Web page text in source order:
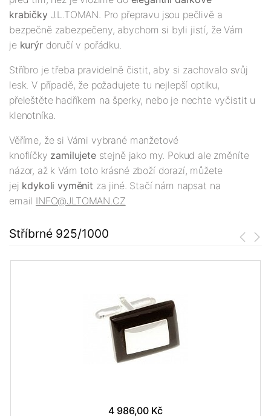
krabičkyJ.L.TOMAN. Pro přepravu jsou pečlivě a
bezpečně zabezpečeny, abychom si byli jistí, že Vám
je kurýrdoručí v pořádku.
Stříbro je třeba pravidelně čistit, aby si zachovalo svůj
lesk. V případě, že požadujete tu nejlepší optiku,
přeleštěte hadříkem na šperky, nebo je nechte vyčistit u
klenotníka.
Věříme, že si Vámi vybrané manžetové
knoflíčky zamilujetestejně jako my. Pokud ale změníte
názor, až k Vám toto krásné zboží dorazí, můžete
jej kdykoli vyměnit za jiné. Stačí nám napsat na
email INFO@JLTOMAN.CZ
Stříbrné 925/1000
4 986,00 Kč